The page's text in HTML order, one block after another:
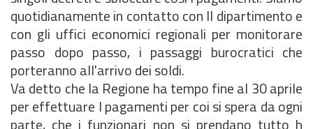
quotidianamente in contatto con Il dipartimento e
con gli uffici economici regionali per monitorare
passo dopo passo, i passaggi burocratici che
porteranno all'arrivo dei soldi.
Va detto che la Regione ha tempo fine al 30 aprile
per effettuare I pagamenti per coi si spera da ogni
parte, che i funzionari non si prendano tutto h